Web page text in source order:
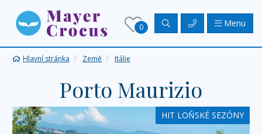
0 Menu
Hlavní stránka Země Itálie
Porto Maurizio
HIT LOŇSKÉ SEZÓNY